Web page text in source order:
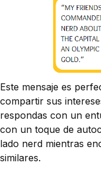
Este mensaje es
compartir sus
respondas con un
con un toque de
lado nerd mientras
similares.